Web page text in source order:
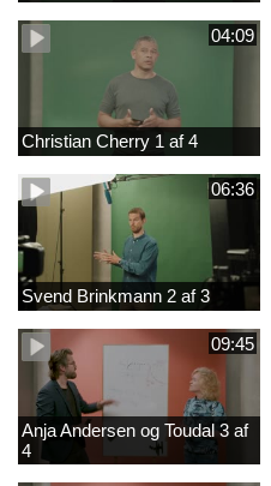
04:09
Christian Cherry 1 af 4
06:36
Svend Brinkmann 2 af 3
09:45
Anja Andersen og Toudal 3 af
4